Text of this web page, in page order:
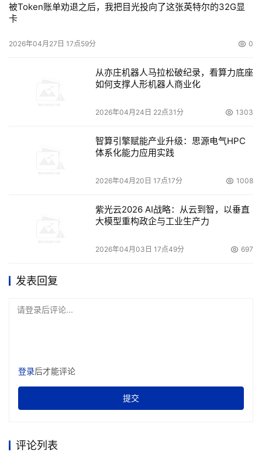
被Token账单劝退之后，我把目光投向了这张英特尔的32G显
卡
2026年04月27日 17点59分 0
从亦庄机器人马拉松破纪录，看算力底座
如何支撑人形机器人商业化
2026年04月24日 22点31分 1303
智算引擎赋能产业升级：思源电气HPC
体系化能力应用实践
2026年04月20日 17点17分 1008
紫光云2026 AI战略：从云到智，以垂直
大模型重构政企与工业生产力
2026年04月03日 17点49分 697
发表回复
请登录后评论...
登录后才能评论
提交
评论列表